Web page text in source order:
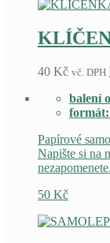
40 Kč vč. DPH
balení
formát:
Papírové
Napište si na
nezapomenete.
50 Kč